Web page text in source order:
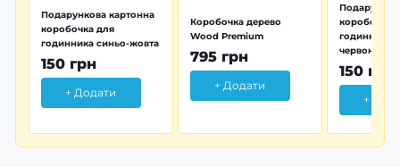
Подарункова картонна
коробочка для
годинника синьо-жовта
150 грн
+ Додати
Коробочка дерево
Wood Premium
795 грн
+ Додати
коробочка
годинника
червона
150 грн
+